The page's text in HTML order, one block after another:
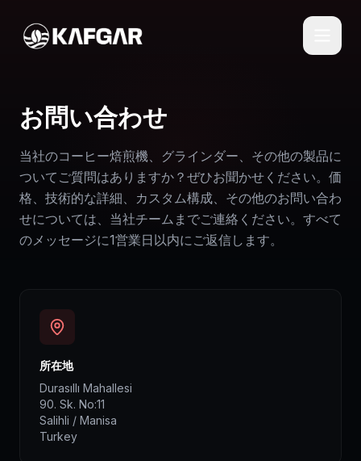
お問い合わせ
当社のコーヒー焙煎機、グラインダー、その他の製品に
ついてご質問はありますか？ぜひお聞かせください。価
格、技術的な詳細、カスタム構成、その他のお問い合わ
せについては、当社チームまでご連絡ください。すべて
のメッセージに1営業日以内にご返信します。
所在地
Durasıllı Mahallesi
90. Sk. No:11
Salihli / Manisa
Turkey